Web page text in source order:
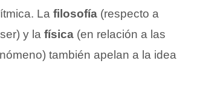
La filosofía (respecto a
y la física (en relación a las
también apelan a la idea